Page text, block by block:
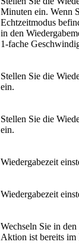
Minuten ein. Wenn
Echtzeitmodus
in den
1-fache
Stellen Sie die
ein.
Stellen Sie die
ein.
Wiedergabezeit
Wiedergabezeit
Wechseln Sie in
Aktion ist bereits im